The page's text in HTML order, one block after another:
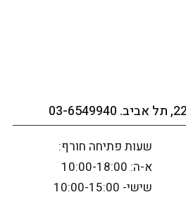
שעות פתיחה חורף:
א-ה: 10:00-18:00
שישי- 10:00-15:00